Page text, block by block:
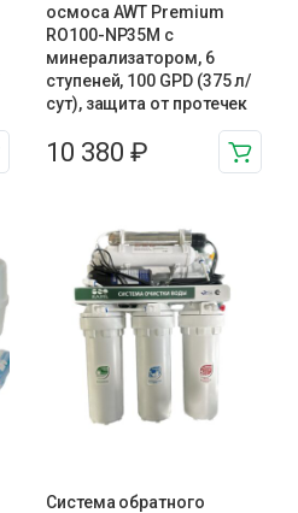
осмоса AWT Premium
RO100-NP35M с
минерализатором, 6
ступеней, 100 GPD (375 л/
сут), защита от протечек
10 380 ₽
Система обратного